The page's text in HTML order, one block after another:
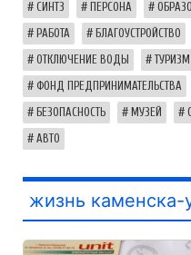
СИНТЗ ПЕРСОНА
РАБОТА БЛАГОУСТРОЙСТВО
ОТКЛЮЧЕНИЕ ВОДЫ ТУРИЗМ
ФОНД ПРЕДПРИНИМАТЕЛЬСТВА
БЕЗОПАСНОСТЬ МУЗЕЙ
АВТО
жизнь каменска-